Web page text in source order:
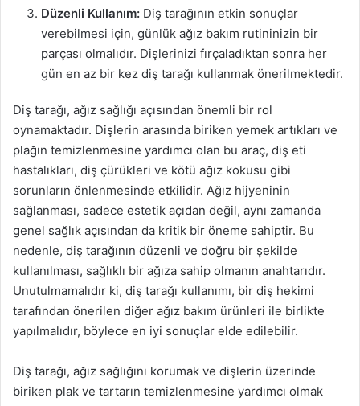
Düzenli Kullanım: Diş tarağının etkin sonuçlar
verebilmesi için, günlük ağız bakım rutininizin bir
parçası olmalıdır. Dişlerinizi fırçaladıktan sonra her
gün en az bir kez diş tarağı kullanmak önerilmektedir.
Diş tarağı, ağız sağlığı açısından önemli bir rol
oynamaktadır. Dişlerin arasında biriken yemek artıkları ve
plağın temizlenmesine yardımcı olan bu araç, diş eti
hastalıkları, diş çürükleri ve kötü ağız kokusu gibi
sorunların önlenmesinde etkilidir. Ağız hijyeninin
sağlanması, sadece estetik açıdan değil, aynı zamanda
genel sağlık açısından da kritik bir öneme sahiptir. Bu
nedenle, diş tarağının düzenli ve doğru bir şekilde
kullanılması, sağlıklı bir ağıza sahip olmanın anahtarıdır.
Unutulmamalıdır ki, diş tarağı kullanımı, bir diş hekimi
tarafından önerilen diğer ağız bakım ürünleri ile birlikte
yapılmalıdır, böylece en iyi sonuçlar elde edilebilir.
Diş tarağı, ağız sağlığını korumak ve dişlerin üzerinde
biriken plak ve tartarın temizlenmesine yardımcı olmak